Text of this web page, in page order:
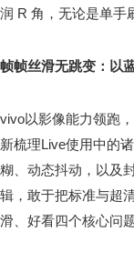
润 R 角，无论是单手
帧帧丝滑无跳变：以
vivo以影像能力领跑
新梳理Live使用中的
糊、动态抖动，以及
辑，敢于把标准与超
滑、好看四个核心问题